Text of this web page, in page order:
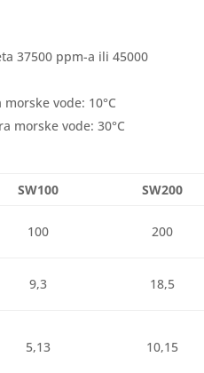
37500 ppm-a ili 45000
vode: 10°C
morske vode: 30°C
SW100
SW200
100 200
9,3 18,5
5,13 10,15